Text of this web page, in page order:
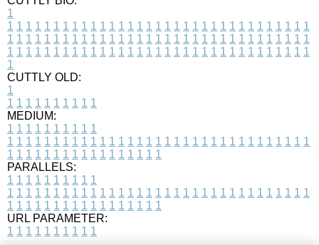
1
1 1 1 1 1 1 1 1 1 1 1 1 1 1 1 1 1 1 1 1 1 1 1 1 1 1 1 1 1 1 1 1 1
1 1 1 1 1 1 1 1 1 1 1 1 1 1 1 1 1 1 1 1 1 1 1 1 1 1 1 1 1 1 1 1 1
1 1 1 1 1 1 1 1 1 1 1 1 1 1 1 1 1 1 1 1 1 1 1 1 1 1 1 1 1 1 1 1 1
1
CUTTLY OLD:
1
1 1 1 1 1 1 1 1 1 1
MEDIUM:
1 1 1 1 1 1 1 1 1 1
1 1 1 1 1 1 1 1 1 1 1 1 1 1 1 1 1 1 1 1 1 1 1 1 1 1 1 1 1 1 1 1 1
1 1 1 1 1 1 1 1 1 1 1 1 1 1 1 1 1
PARALLELS:
1 1 1 1 1 1 1 1 1 1
1 1 1 1 1 1 1 1 1 1 1 1 1 1 1 1 1 1 1 1 1 1 1 1 1 1 1 1 1 1 1 1 1
1 1 1 1 1 1 1 1 1 1 1 1 1 1 1 1 1
URL PARAMETER:
1 1 1 1 1 1 1 1 1 1